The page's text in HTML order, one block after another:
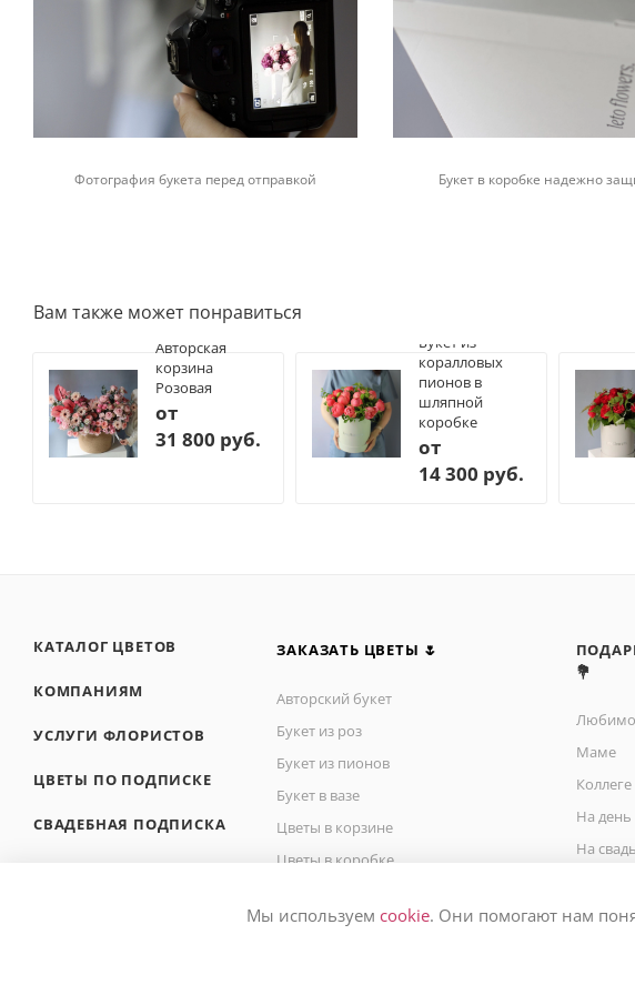
Фотография букета перед отправкой Букет в коробке надежно
Вам также может понравиться
Авторская
корзина
Розовая
от
31 800 руб.
Букет из
коралловых
пионов в
шляпной
коробке
от
14 300 руб.
КАТАЛОГ ЦВЕТОВ
КОМПАНИЯМ
УСЛУГИ ФЛОРИСТОВ
ЦВЕТЫ ПО ПОДПИСКЕ
СВАДЕБНАЯ ПОДПИСКА
ЗАКАЗАТЬ ЦВЕТЫ 🌷
Авторский букет
Букет из роз
Букет из пионов
Букет в вазе
Цветы в корзине
Цветы в коробке
Букет на сегодня
💐
Маме
Коллеге
На
На
На
Мы используем cookie. Они помогают нам